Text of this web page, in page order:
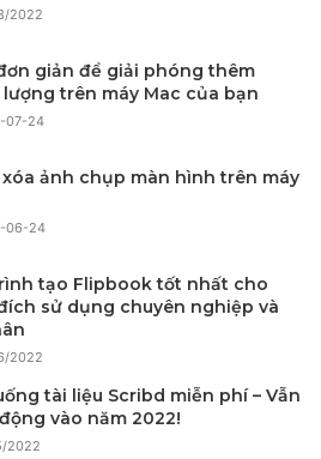
2022
giản để giải phóng thêm
trên máy Mac của bạn
07-24
xóa ảnh chụp màn hình trên máy
06-24
tạo Flipbook tốt nhất cho
sử dụng chuyên nghiệp và
2022
tài liệu Scribd miễn phí – Vẫn
vào năm 2022!
2022